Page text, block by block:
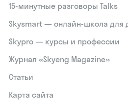
15‑минутные разговоры Talks
Skysmart — онлайн-школа для
Skypro — курсы и профессии
Журнал «Skyeng Magazine»
Статьи
Карта сайта